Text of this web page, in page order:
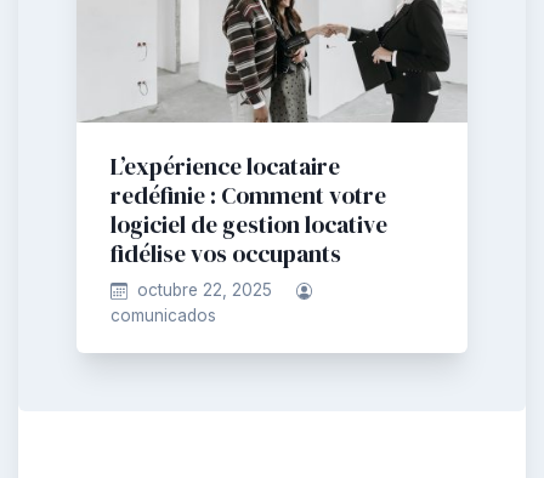
L’expérience locataire
redéfinie : Comment votre
logiciel de gestion locative
fidélise vos occupants
octubre 22, 2025
comunicados